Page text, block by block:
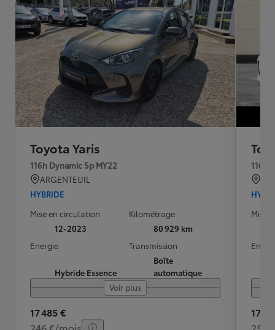
Toyota Yaris
116h Dynamic 5p MY22
ARGENTEUIL
HYBRIDE
Mise en circulation
12-2023
Kilométrage
80 929 km
Energie
Hybride Essence
Transmission
Boîte
automatique
Voir plus
17 485 €
246 €/mois
116h
Mise
17
257